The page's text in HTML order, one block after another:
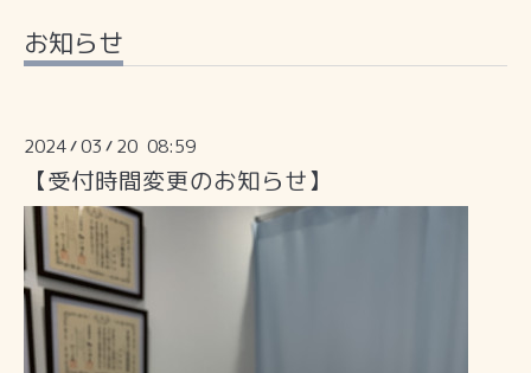
お知らせ
2024/03 / 20 08:59
【受付時間変更のお知らせ】